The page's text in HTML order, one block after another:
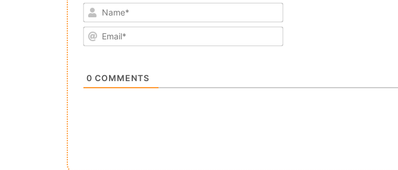
Name*
Email*
0 COMMENTS